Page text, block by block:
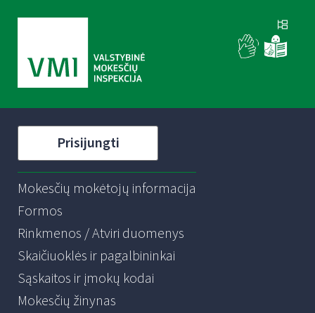
Prisijungti
Mokesčių mokėtojų informacija
Formos
Rinkmenos / Atviri duomenys
Skaičiuoklės ir pagalbininkai
Sąskaitos ir įmokų kodai
Mokesčių žinynas